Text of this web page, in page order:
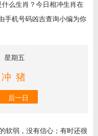
什么生肖？今日相冲生肖在
手机号码凶吉查询小编为你
星期五
猪
后一日
软弱，没有信心；有时还很